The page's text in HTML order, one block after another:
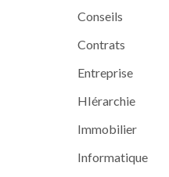
Conseils
Contrats
Entreprise
HIérarchie
Immobilier
Informatique